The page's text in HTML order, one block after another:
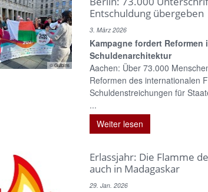
© Gulbins
Entschuldung übergeben
3. März 2026
Kampagne fordert
Schuldenarchitektur
Aachen: Über 73.000
Reformen des internationalen
Schuldenstreichungen für
...
Weiter lesen
Erlassjahr: Die Flamme
auch in Madagaskar
29. Jan. 2026